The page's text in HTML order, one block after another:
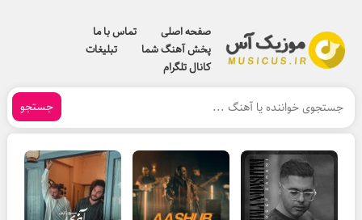
صفحه اصلی
تماس با ما
پخش آهنگ شما
تبلیغات
کانال تلگرام
جستجو